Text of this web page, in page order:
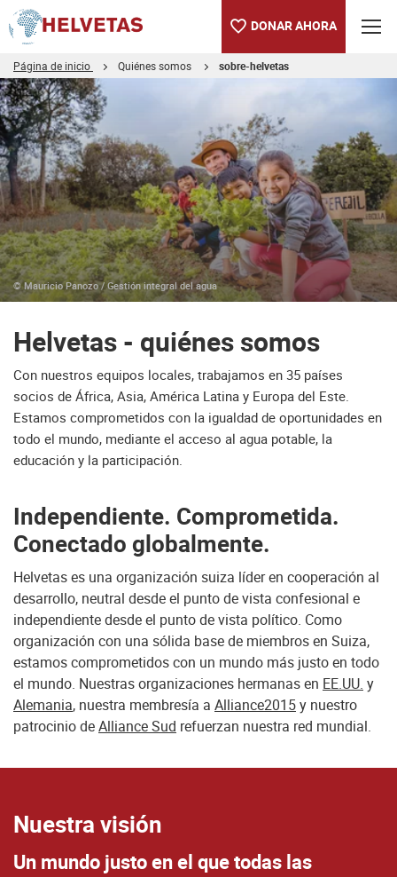
DONAR AHORA
Página de inicio Quiénes somos sobre-helvetas
Tabla de contenido
Helvetas - quiénes somos
Downloads
© Mauricio Panozo / Gestión integral del agua
Helvetas - quiénes somos
Con nuestros equipos locales, trabajamos en 35 países
socios de África, Asia, América Latina y Europa del Este.
Estamos comprometidos con la igualdad de oportunidades en
todo el mundo, mediante el acceso al agua potable, la
educación y la participación.
Independiente. Comprometida.
Conectado globalmente.
Helvetas es una organización suiza líder en cooperación al
desarrollo, neutral desde el punto de vista confesional e
independiente desde el punto de vista político. Como
organización con una sólida base de miembros en Suiza,
estamos comprometidos con un mundo más justo en todo
el mundo. Nuestras organizaciones hermanas en EE.UU. y
Alemania, nuestra membresía a Alliance2015y nuestro
patrocinio deAlliance Sud refuerzan nuestra red mundial.
Nuestra visión
Un mundo justo en el que todas las